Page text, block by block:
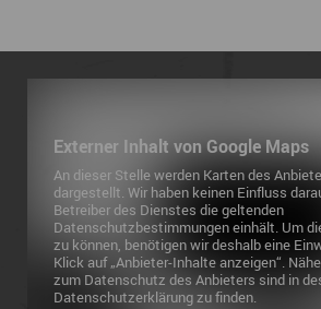
Externer Inhalt von Google Maps
An dieser Stelle werden Karten des
dargestellt. Wir haben keinen Einfluss
Betreiber des Dienstes die geltenden
Datenschutzbestimmungen einhält. Um
zu können, benötigen wir deshalb eine
Klick auf „Anbieter-Inhalte anzeigen“.
zum Datenschutz des Anbieters sind in
Datenschutzerklärung zu finden.